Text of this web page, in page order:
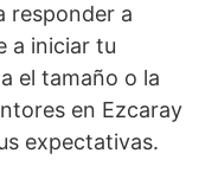
responder a
a iniciar tu
el tamaño o la
en Ezcaray
expectativas.